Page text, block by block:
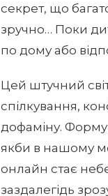
секрет, що
зручно… Поки
по дому або
Цей штучний
спілкування,
дофаміну.
якби в нашому
онлайн стає
заздалегідь